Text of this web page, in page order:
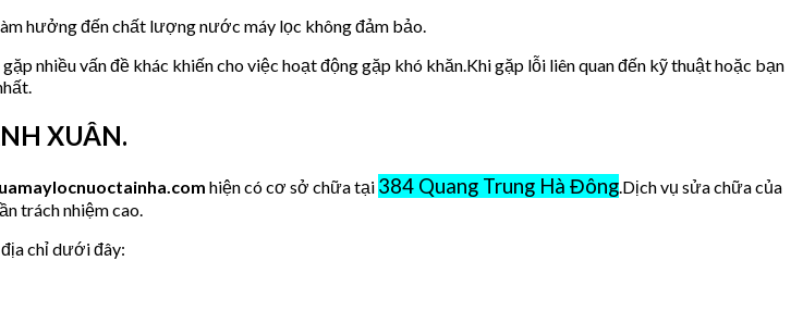
hưởng đến chất lượng nước máy lọc không đảm bảo.
nhiều vấn đề khác khiến cho việc hoạt động gặp khó khăn.Khi gặp lỗi liên quan đến kỹ thuật hoặc bạn
XUÂN.
hiện có cơ sở chữa tại 384 Quang Trung Hà Đông .Dịch vụ sửa chữa của
trách nhiệm cao.
chỉ dưới đây: